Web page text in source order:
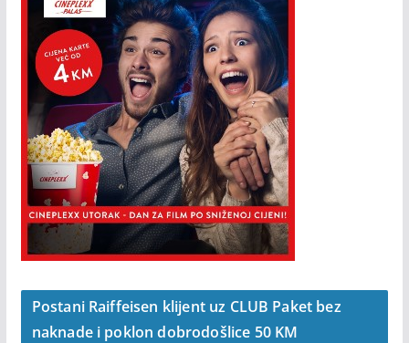
Postani Raiffeisen klijent uz CLUB Paket bez
naknade i poklon dobrodošlice 50 KM